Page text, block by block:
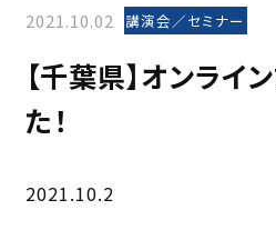
2021.10.02 講演会／セミナー
【千葉県】オンライ
た！
2021.10.2